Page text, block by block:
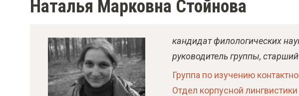
Наталья Марковна Стойнова
кандидат филологических
руководитель группы
Группа по изучению
Отдел корпусной